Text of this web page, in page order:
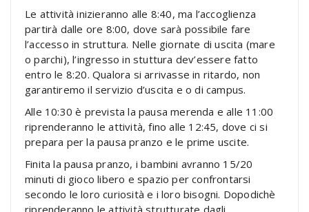
Le attività inizieranno alle 8:40, ma l’accoglienza
partirà dalle ore 8:00, dove sarà possibile fare
l’accesso in struttura. Nelle giornate di uscita (mare
o parchi), l’ingresso in stuttura dev’essere fatto
entro le 8:20. Qualora si arrivasse in ritardo, non
garantiremo il servizio d’uscita e o di campus.
Alle 10:30 è prevista la pausa merenda e alle 11:00
riprenderanno le attività, fino alle 12:45, dove ci si
prepara per la pausa pranzo e le prime uscite.
Finita la pausa pranzo, i bambini avranno 15/20
minuti di gioco libero e spazio per confrontarsi
secondo le loro curiosità e i loro bisogni. Dopodichè